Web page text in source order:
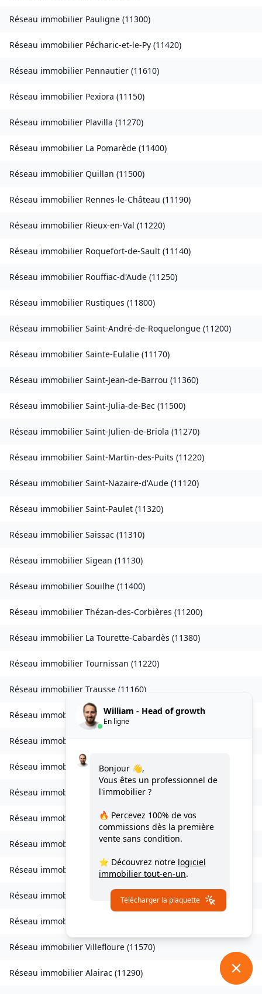
Réseau immobilier Pauligne (11300)
Réseau immobilier Pécharic-et-le-Py (11420)
Réseau immobilier Pennautier (11610)
Réseau immobilier Pexiora (11150)
Réseau immobilier Plavilla (11270)
Réseau immobilier La Pomarède (11400)
Réseau immobilier Quillan (11500)
Réseau immobilier Rennes-le-Château (11190)
Réseau immobilier Rieux-en-Val (11220)
Réseau immobilier Roquefort-de-Sault (11140)
Réseau immobilier Rouffiac-d'Aude (11250)
Réseau immobilier Rustiques (11800)
Réseau immobilier Saint-André-de-Roquelongue (11200)
Réseau immobilier Sainte-Eulalie (11170)
Réseau immobilier Saint-Jean-de-Barrou (11360)
Réseau immobilier Saint-Julia-de-Bec (11500)
Réseau immobilier Saint-Julien-de-Briola (11270)
Réseau immobilier Saint-Martin-des-Puits (11220)
Réseau immobilier Saint-Nazaire-d'Aude (11120)
Réseau immobilier Saint-Paulet (11320)
Réseau immobilier Saissac (11310)
Réseau immobilier Sigean (11130)
Réseau immobilier Souilhe (11400)
Réseau immobilier Thézan-des-Corbières (11200)
Réseau immobilier La Tourette-Cabardès (11380)
Réseau immobilier Tournissan (11220)
Réseau immobilier Trausse (11160)
Réseau immobilierTuchan(11350 )
Réseau immobilierValmigère(11580)
Réseau immobilierVentenac-en-Minervois
Réseau immobilier Verdun-en-Lauragais
Réseau immobilier Vignevieille(11330)
Réseau immobilier Villalier(11600 )
Réseau immobilier Villanière(11600)
Réseau immobilier Villardebelle ( 11580
Réseau immobilier
Réseau immobilier Villefloure (11570)
Réseau immobilier Alairac (11290)
William - Head of growth
En ligne
Bonjour 👋,
Vous êtes un professionnel de
l'immobilier ?
🔥 Percevez 100% de vos
commissions dès la première
vente sans condition.
⭐ Découvrez notre logiciel
immobilier tout-en-un.
Télécharger la plaquette